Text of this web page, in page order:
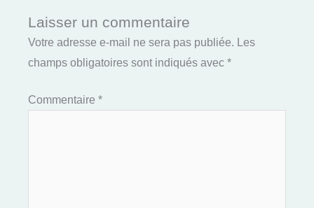
Laisser un commentaire
Votre adresse e-mail ne sera pas publiée. Les
champs obligatoires sont indiqués avec *
Commentaire *